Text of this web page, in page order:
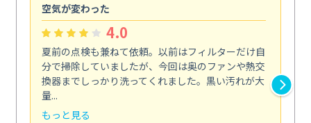
空気が変わった
4.0
夏前の点検も兼ねて依頼。以前はフィルターだけ自
分で掃除していましたが、今回は奥のファンや熱交
換器までしっかり洗ってくれました。黒い汚れが大
量...
もっと見る